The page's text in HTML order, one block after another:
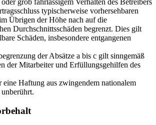
typischerweise vorhersehbaren
Übrigen der Höhe nach auf die
Durchschnittsschäden begrenzt. Dies gilt
Schäden, insbesondere entgangenen
der Absätze a bis c gilt sinngemäß
der Mitarbeiter und Erfüllungsgehilfen des
eine Haftung aus zwingendem nationalem